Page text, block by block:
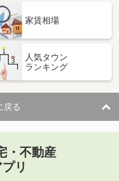
大字永添
大字津守
家賃相場
人気タウン
ランキング
戻る
・不動産
リ